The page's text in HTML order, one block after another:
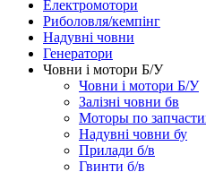
Електромотори
Риболовля/кемпінг
Надувні човни
Генератори
Човни і мотори Б/У
Човни і мотори Б/У
Залізні човни бв
Моторы по
Надувні човни бу
Прилади б/в
Гвинти б/в